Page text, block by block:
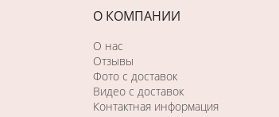
О КОМПАНИИ
О нас
Отзывы
Фото c доставок
Видео с доставок
Контактная информация